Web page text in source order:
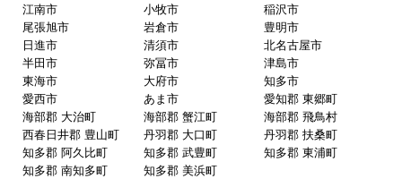
ショップからの連絡や対応は適切でしたか？
予定の期日までに商品が届きましたか？
商品の梱包は必要十分なものでしたか？
はい
江南市
小牧市
稲沢市
尾張旭市
岩倉市
豊明市
日進市
清須市
北名古屋市
半田市
弥冨市
津島市
東海市
大府市
知多市
愛西市
あま市
愛知郡 東郷町
海部郡 大治町
海部郡 蟹江町
海部郡 飛鳥村
西春日井郡 豊山町
丹羽郡 大口町
丹羽郡 扶桑町
知多郡 阿久比町
知多郡 武豊町
知多郡 東浦町
知多郡 南知多町
知多郡 美浜町